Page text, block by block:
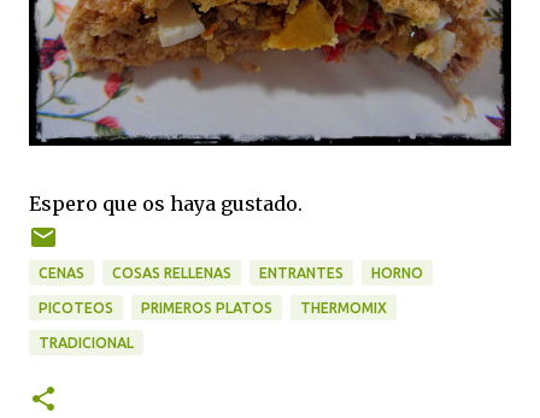
Espero que os haya gustado.
CENAS COSAS RELLENAS ENTRANTES HORNO
PICOTEOS PRIMEROS PLATOS THERMOMIX
TRADICIONAL